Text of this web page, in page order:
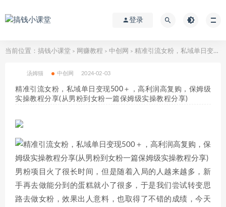
登录
当前位置： 搞钱小课堂 > 网赚教程 > 中创网 > 精准引流女粉，私域单日变现500＋，高利润高复购，保姆级实操教程分享(从男粉到女粉一篇保姆级实操教程分享)
汤姆猫 中创网 2024-02-03
精准引流女粉，私域单日变现500＋，高利润高复购，保姆级
实操教程分享(从男粉到女粉一篇保姆级实操教程分享)
男粉项目火了很长时间，但是随着入局的人越来越多，新
手再去做能分到的蛋糕就小了很多，于是我们尝试转变思
路去做女粉，效果出人意料，也取得了不错的成绩，今天